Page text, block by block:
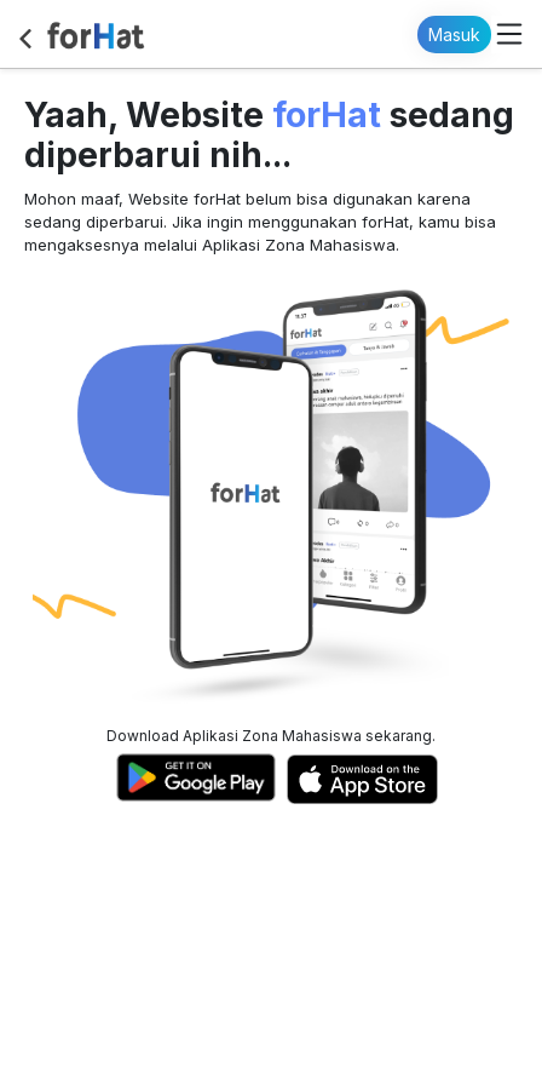
Masuk
Yaah, Website forHat sedang
diperbarui nih...
Mohon maaf, Website forHat belum bisa digunakan karena
sedang diperbarui. Jika ingin menggunakan forHat, kamu bisa
mengaksesnya melalui Aplikasi Zona Mahasiswa.
Download Aplikasi Zona Mahasiswa sekarang.